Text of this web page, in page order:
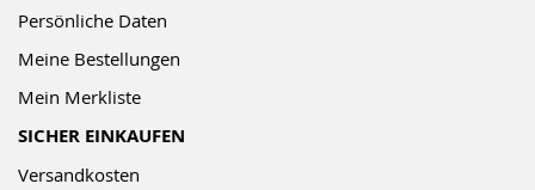
Persönliche Daten
Meine Bestellungen
Mein Merkliste
SICHER EINKAUFEN
Versandkosten